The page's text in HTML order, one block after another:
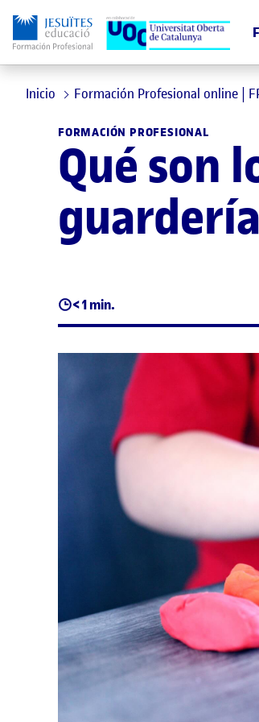
Inicio Formación Profesional online |
FORMACIÓN PROFESIONAL
Qué son
< 1 min.